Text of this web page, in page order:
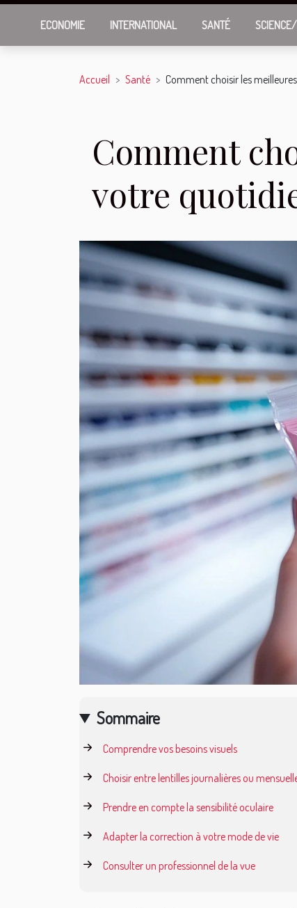
ECONOMIE INTERNATIONAL SANTÉ
Accueil Santé Comment choisir les
Comment
votre
Sommaire
Comprendre vos besoins visuels
Choisir entre lentilles journalières ou
Prendre en compte la sensibilité oculaire
Adapter la correction à votre mode de vie
Consulter un professionnel de la vue